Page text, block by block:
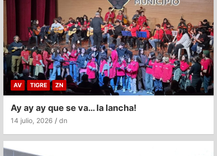
AV TIGRE ZN
Ay ay ay que se va… la lancha!
14 julio, 2026 dn